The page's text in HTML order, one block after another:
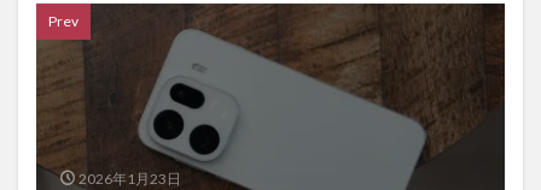
Prev
2026年1月23日